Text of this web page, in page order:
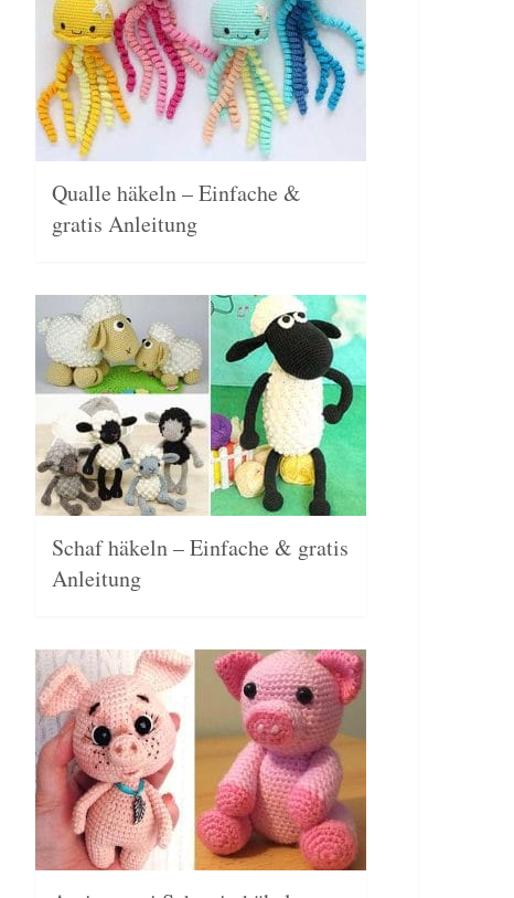
Qualle häkeln – Einfache &
gratis Anleitung
Schaf häkeln – Einfache & gratis
Anleitung